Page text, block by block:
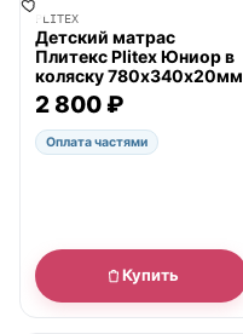
PLITEX
Детский матрас
Плитекс Plitex Юниор в
коляску 780х340х20мм
2 800 ₽
Оплата частями
Купить